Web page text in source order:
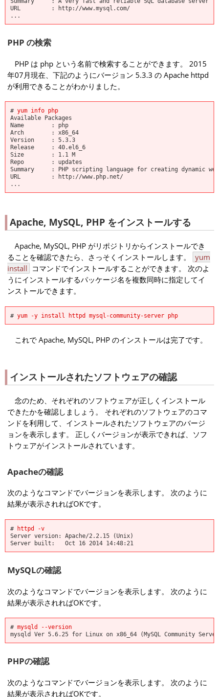
URL : http://www.mysql.com/
...
PHP の検索
PHP は php という名前で検索することができます。 2015
年07月現在、下記のようにバージョン 5.3.3 の Apache httpd
が利用できることがわかりました。
# yum info php
Available Packages
Name : php
Arch : x86_64
Version : 5.3.3
Release : 40.el6_6
Size : 1.1 M
Repo : updates
Summary : PHP scripting language for creating dynamic
URL : http://www.php.net/
...
Apache, MySQL, PHP をインストールする
Apache, MySQL, PHP がリポジトリからインストールでき
ることを確認できたら、さっそくインストールします。
yum
install コマンドでインストールすることができます。 次のよ
うにインストールするパッケージ名を複数同時に指定してイ
ンストールできます。
# yum -y install httpd mysql-community-server php
これで Apache, MySQL, PHP のインストールは完了です。
インストールされたソフトウェアの確認
念のため、それぞれのソフトウェアが正しくインストール
できたかを確認しましょう。 それぞれのソフトウェアのコマ
ンドを利用して、インストールされたソフトウェアのバージ
ョンを表示します。 正しくバージョンが表示できれば、ソフ
トウェアがインストールされています。
Apacheの確認
次のようなコマンドでバージョンを表示します。 次のように
結果が表示されればOKです。
# httpd -v
Server version: Apache/2.2.15 (Unix)
Server built: Oct 16 2014 14:48:21
MySQLの確認
次のようなコマンドでバージョンを表示します。 次のように
結果が表示されればOKです。
# mysqld --version
mysqld Ver 5.6.25 for Linux on x86_64 (MySQL Community
PHPの確認
次のようなコマンドでバージョンを表示します。 次のように
結果が表示されればOKです。